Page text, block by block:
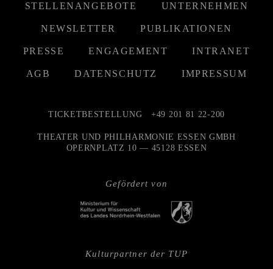
STELLENANGEBOTE UNTERNEHMEN
NEWSLETTER PUBLIKATIONEN
PRESSE ENGAGEMENT INTRANET
AGB DATENSCHUTZ IMPRESSUM
Gefördert von
TICKETBESTELLUNG +49 201 81 22-200
THEATER UND PHILHARMONIE ESSEN GMBH
OPERNPLATZ 10 — 45128 ESSEN
Kulturpartner der TUP